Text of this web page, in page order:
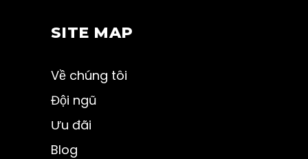
SITE MAP
Về chúng tôi
Đội ngũ
Ưu đãi
Blog